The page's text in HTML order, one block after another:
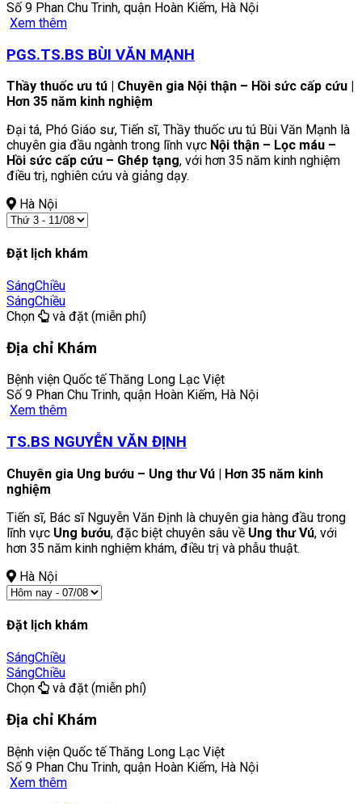
Số 9 Phan Chu Trinh, quận Hoàn Kiếm, Hà Nội
Xem thêm
PGS.TS.BS BÙI VĂN MẠNH
Thầy thuốc ưu tú | Chuyên gia Nội thận – Hồi sức cấp cứu |
Hơn 35 năm kinh nghiệm
Đại tá, Phó Giáo sư, Tiến sĩ, Thầy thuốc ưu tú Bùi Văn Mạnh là
chuyên gia đầu ngành trong lĩnh vực Nội thận – Lọc máu –
Hồi sức cấp cứu – Ghép tạng, với hơn 35 năm kinh nghiệm
điều trị, nghiên cứu và giảng dạy.
Hà Nội
Đặt lịch khám
SángChiều
SángChiều
Chọn
và đặt (miễn phí)
Địa chỉ Khám
Bệnh viện Quốc tế Thăng Long Lạc Việt
Số 9 Phan Chu Trinh, quận Hoàn Kiếm, Hà Nội
Xem thêm
TS.BS NGUYỄN VĂN ĐỊNH
Chuyên gia Ung bướu – Ung thư Vú | Hơn 35 năm kinh
nghiệm
Tiến sĩ, Bác sĩ Nguyễn Văn Định là chuyên gia hàng đầu trong
lĩnh vực Ung bướu, đặc biệt chuyên sâu về Ung thư Vú, với
hơn 35 năm kinh nghiệm khám, điều trị và phẫu thuật.
Hà Nội
Đặt lịch khám
SángChiều
SángChiều
Chọn
và đặt (miễn phí)
Địa chỉ Khám
Bệnh viện Quốc tế Thăng Long Lạc Việt
Số 9 Phan Chu Trinh, quận Hoàn Kiếm, Hà Nội
Xem thêm